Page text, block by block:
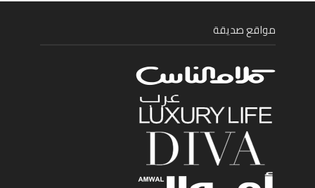
مواقع صديقة